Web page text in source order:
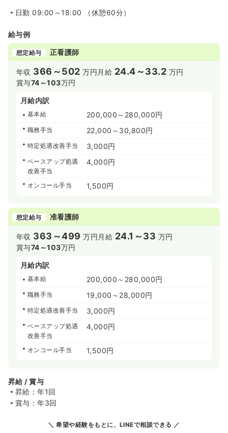
日勤 09:00～18:00 （休憩60分）
給与例
想定給与 正看護師
年収 366～502 万円 月給 24.4～33.2 万円
賞与74～103万円
月給内訳
基本給 200,000～280,000円
職務手当 22,000～30,800円
特定処遇改善手当 3,000円
ベースアップ処遇
改善手当
4,000円
オンコール手当 1,500円
想定給与 准看護師
年収 363～499 万円 月給 24.1～33 万円
賞与74～103万円
月給内訳
基本給 200,000～280,000円
職務手当 19,000～28,000円
特定処遇改善手当 3,000円
ベースアップ処遇
改善手当
4,000円
オンコール手当 1,500円
昇給 / 賞与
昇給：年1回
賞与：年3回
希望や経験をもとに、LINEで相談できる